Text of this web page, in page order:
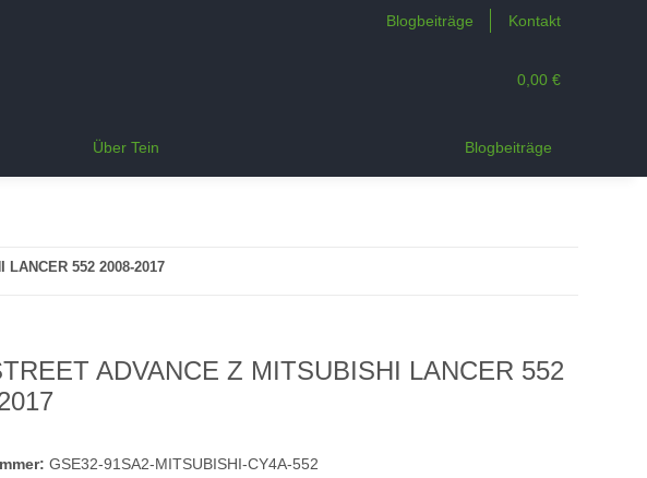
Blogbeiträge Kontakt
0,00 €
Über Tein Blogbeiträge
LANCER 552 2008-2017
ADVANCE Z MITSUBISHI LANCER 552
GSE32-91SA2-MITSUBISHI-CY4A-552